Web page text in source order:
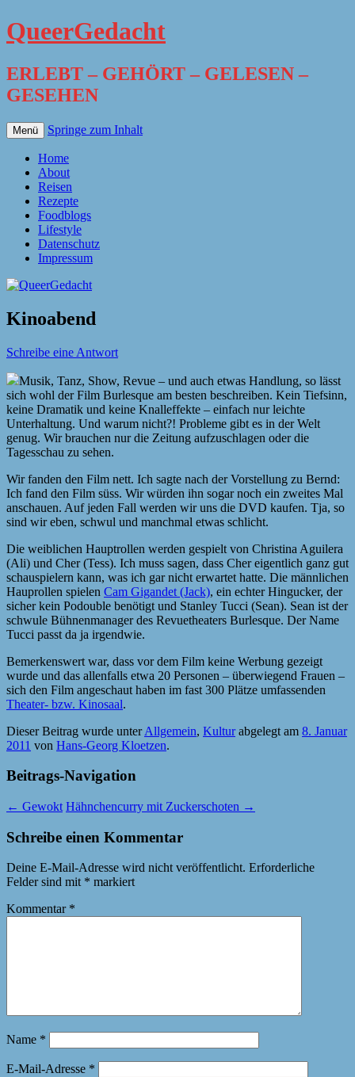
QueerGedacht
ERLEBT – GEHÖRT – GELESEN –
GESEHEN
Menü Springe zum Inhalt
Home
About
Reisen
Rezepte
Foodblogs
Lifestyle
Datenschutz
Impressum
Kinoabend
Schreibe eine Antwort
Musik, Tanz, Show, Revue – und auch etwas Handlung, so lässt
sich wohl der Film Burlesque am besten beschreiben. Kein Tiefsinn,
keine Dramatik und keine Knalleffekte – einfach nur leichte
Unterhaltung. Und warum nicht?! Probleme gibt es in der Welt
genug. Wir brauchen nur die Zeitung aufzuschlagen oder die
Tagesschau zu sehen.
Wir fanden den Film nett. Ich sagte nach der Vorstellung zu Bernd:
Ich fand den Film süss. Wir würden ihn sogar noch ein zweites Mal
anschauen. Auf jeden Fall werden wir uns die DVD kaufen. Tja, so
sind wir eben, schwul und manchmal etwas schlicht.
Die weiblichen Hauptrollen werden gespielt von Christina Aguilera
(Ali) und Cher (Tess). Ich muss sagen, dass Cher eigentlich ganz gut
schauspielern kann, was ich gar nicht erwartet hatte. Die männlichen
Hauprollen spielen Cam Gigandet (Jack), ein echter Hingucker, der
sicher kein Podouble benötigt und Stanley Tucci (Sean). Sean ist der
schwule Bühnenmanager des Revuetheaters Burlesque. Der Name
Tucci passt da ja irgendwie.
Bemerkenswert war, dass vor dem Film keine Werbung gezeigt
wurde und das allenfalls etwa 20 Personen – überwiegend Frauen –
sich den Film angeschaut haben im fast 300 Plätze umfassenden
Theater- bzw. Kinosaal.
Dieser Beitrag wurde unterAllgemein, Kulturabgelegt am 8. Januar
2011 von Hans-Georg Kloetzen.
Beitrags-Navigation
← Gewokt Hähnchencurry mit Zuckerschoten →
Schreibe einen Kommentar
Deine E-Mail-Adresse wird nicht veröffentlicht. Erforderliche
Felder sind mit * markiert
Kommentar *
Name *
E-Mail-Adresse *